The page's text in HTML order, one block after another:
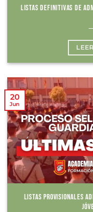
LISTAS DEFINITIVAS DE
LISTAS PROVISIONALES
20
Jun